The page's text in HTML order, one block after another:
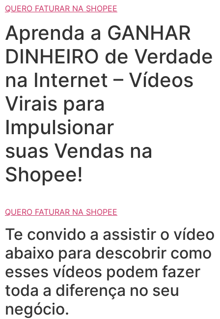
QUERO FATURAR NA SHOPEE
Aprenda a GANHAR
DINHEIRO de Verdade
na Internet – Vídeos
Virais para
Impulsionar
suas Vendas na
Shopee!
QUERO FATURAR NA SHOPEE
Te convido a assistir o vídeo
abaixo para descobrir como
esses vídeos podem fazer
toda a diferença no seu
negócio.